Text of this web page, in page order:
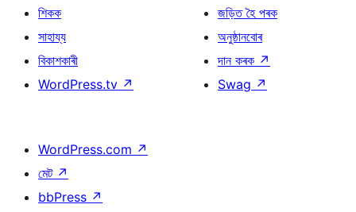
শিকক
সাহায্য
বিকাশকাৰী
WordPress.tv ↗
জড়িত হৈ পৰক
অনুষ্ঠানবোৰ
দান কৰক ↗
Swag ↗
WordPress.com ↗
মেট ↗
bbPress ↗